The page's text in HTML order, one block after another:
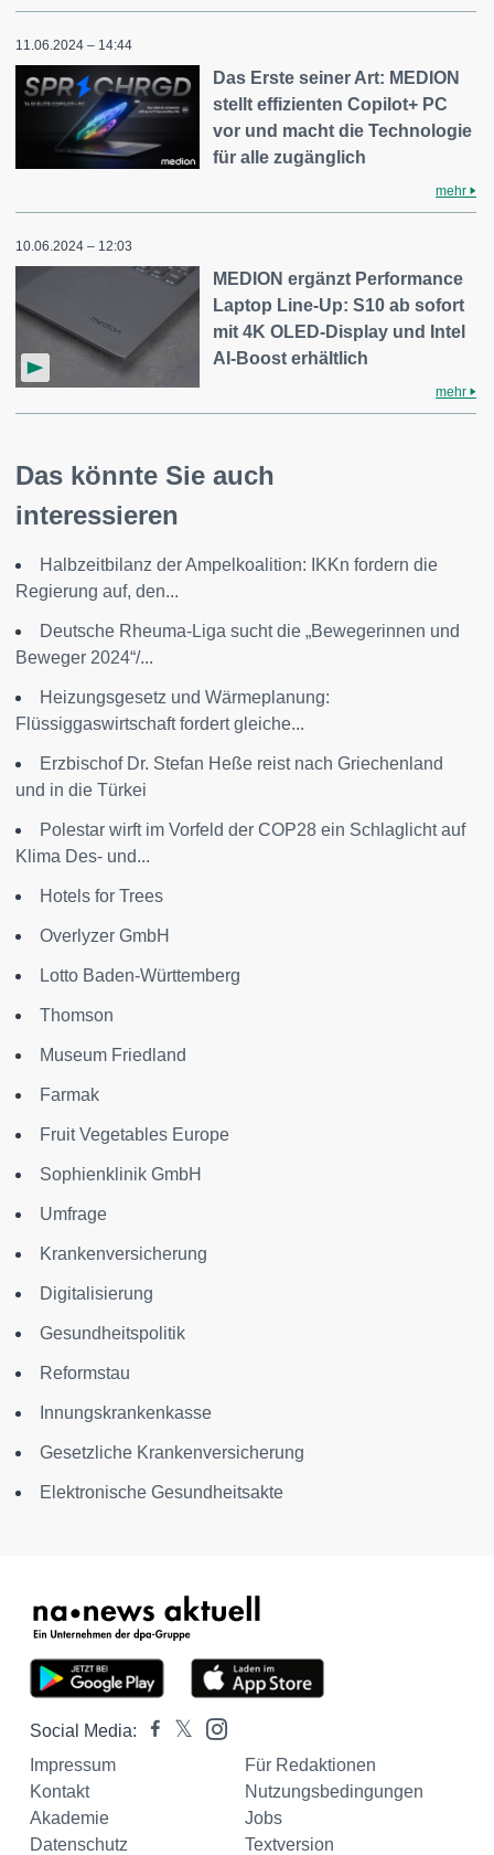
11.06.2024 – 14:44
Das Erste seiner Art: MEDION
stellt effizienten Copilot+ PC
vor und macht die Technologie
für alle zugänglich
mehr
10.06.2024 – 12:03
MEDION ergänzt Performance
Laptop Line-Up: S10 ab sofort
mit 4K OLED-Display und Intel
AI-Boost erhältlich
mehr
Das könnte Sie auch
interessieren
Halbzeitbilanz der Ampelkoalition: IKKn fordern die
Regierung auf, den...
Deutsche Rheuma-Liga sucht die „Bewegerinnen und
Beweger 2024“/...
Heizungsgesetz und Wärmeplanung:
Flüssiggaswirtschaft fordert gleiche...
Erzbischof Dr. Stefan Heße reist nach Griechenland
und in die Türkei
Polestar wirft im Vorfeld der COP28 ein Schlaglicht auf
Klima Des- und...
Hotels for Trees
Overlyzer GmbH
Lotto Baden-Württemberg
Thomson
Museum Friedland
Farmak
Fruit Vegetables Europe
Sophienklinik GmbH
Umfrage
Krankenversicherung
Digitalisierung
Gesundheitspolitik
Reformstau
Innungskrankenkasse
Gesetzliche Krankenversicherung
Elektronische Gesundheitsakte
Social Media:
Impressum
Für Redaktionen
Kontakt
Nutzungsbedingungen
Akademie
Jobs
Datenschutz
Textversion